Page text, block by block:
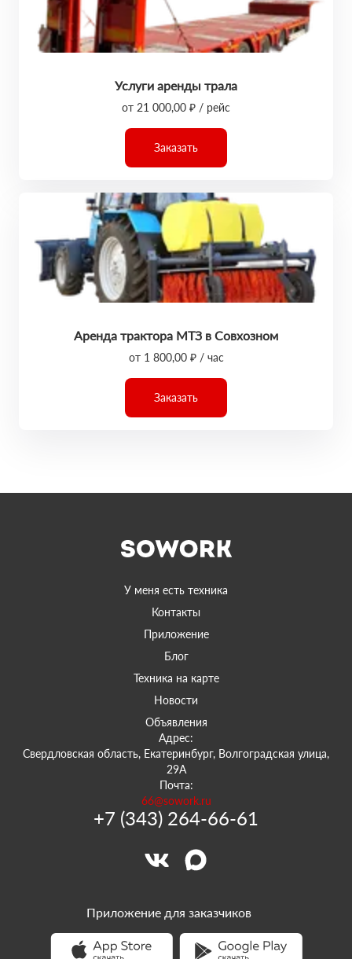
Услуги аренды трала
от 21 000,00 ₽ / рейс
Заказать
Аренда трактора МТЗ в Совхозном
от 1 800,00 ₽ / час
Заказать
У меня есть техника
Контакты
Приложение
Блог
Техника на карте
Новости
Объявления
Адрес:
Свердловская область, Екатеринбург, Волгоградская улица,
29А
Почта:
66@sowork.ru
+7 (343) 264-66-61
Приложение для заказчиков